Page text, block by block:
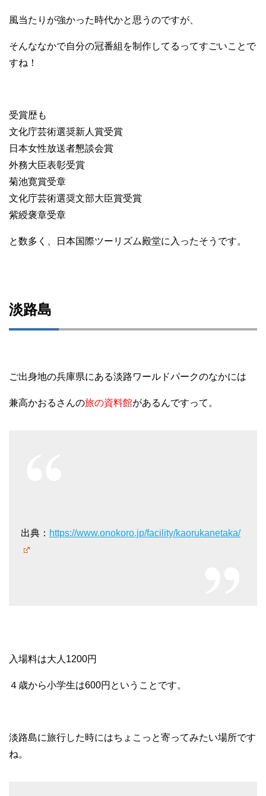
風当たりが強かった時代かと思うのですが、
そんななかで自分の冠番組を制作してるってすごいことで
すね！
受賞歴も
文化庁芸術選奨新人賞受賞
日本女性放送者懇談会賞
外務大臣表彰受賞
菊池寛賞受章
文化庁芸術選奨文部大臣賞受賞
紫綬褒章受章
と数多く、日本国際ツーリズム殿堂に入ったそうです。
淡路島
ご出身地の兵庫県にある淡路ワールドパークのなかには
兼高かおるさんの旅の資料館があるんですって。
出典： https://www.onokoro.jp/facility/kaorukanetaka/
入場料は大人1200円
４歳から小学生は600円ということです。
淡路島に旅行した時にはちょこっと寄ってみたい場所です
ね。